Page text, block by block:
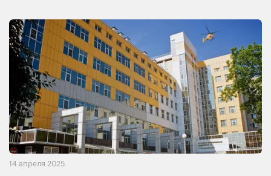
14 апреля 2025